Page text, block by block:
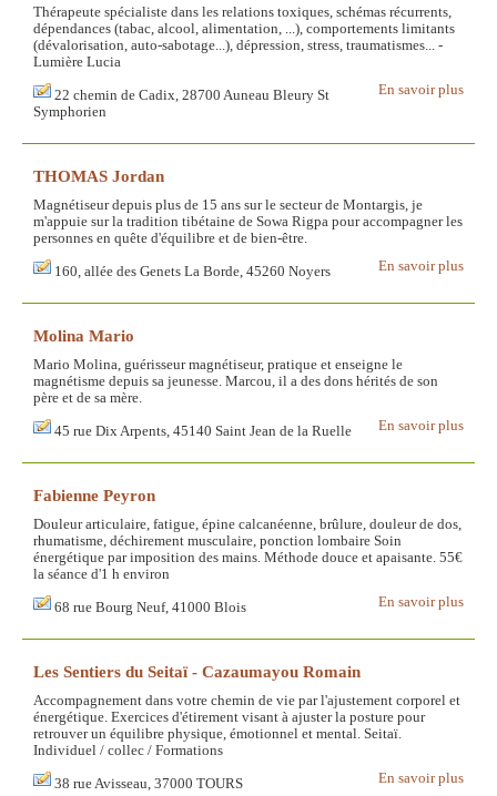
Thérapeute spécialiste dans les relations toxiques, schémas récurrents,
dépendances (tabac, alcool, alimentation, ...), comportements limitants
(dévalorisation, auto-sabotage...), dépression, stress, traumatismes... -
Lumière Lucia
En savoir plus
22 chemin de Cadix, 28700 Auneau Bleury St
Symphorien
THOMAS Jordan
Magnétiseur depuis plus de 15 ans sur le secteur de Montargis, je
m'appuie sur la tradition tibétaine de Sowa Rigpa pour accompagner les
personnes en quête d'équilibre et de bien-être.
En savoir plus
160, allée des Genets La Borde, 45260 Noyers
Molina Mario
Mario Molina, guérisseur magnétiseur, pratique et enseigne le
magnétisme depuis sa jeunesse. Marcou, il a des dons hérités de son
père et de sa mère.
En savoir plus
45 rue Dix Arpents, 45140 Saint Jean de la Ruelle
Fabienne Peyron
Douleur articulaire, fatigue, épine calcanéenne, brûlure, douleur de dos,
rhumatisme, déchirement musculaire, ponction lombaire Soin
énergétique par imposition des mains. Méthode douce et apaisante. 55€
la séance d'1 h environ
En savoir plus
68 rue Bourg Neuf, 41000 Blois
Les Sentiers du Seitaï - Cazaumayou Romain
Accompagnement dans votre chemin de vie par l'ajustement corporel et
énergétique. Exercices d'étirement visant à ajuster la posture pour
retrouver un équilibre physique, émotionnel et mental. Seitaï.
Individuel / collec / Formations
En savoir plus
38 rue Avisseau, 37000 TOURS